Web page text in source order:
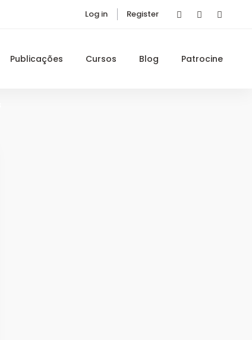
Log in Register
Publicações Cursos Blog Patrocine